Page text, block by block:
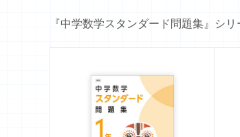
『中学数学スタンダード問題集』シ